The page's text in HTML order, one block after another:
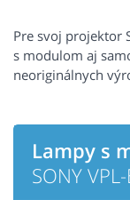
Pre svoj projektor
s modulom aj
neoriginálnych
Lampy s
SONY